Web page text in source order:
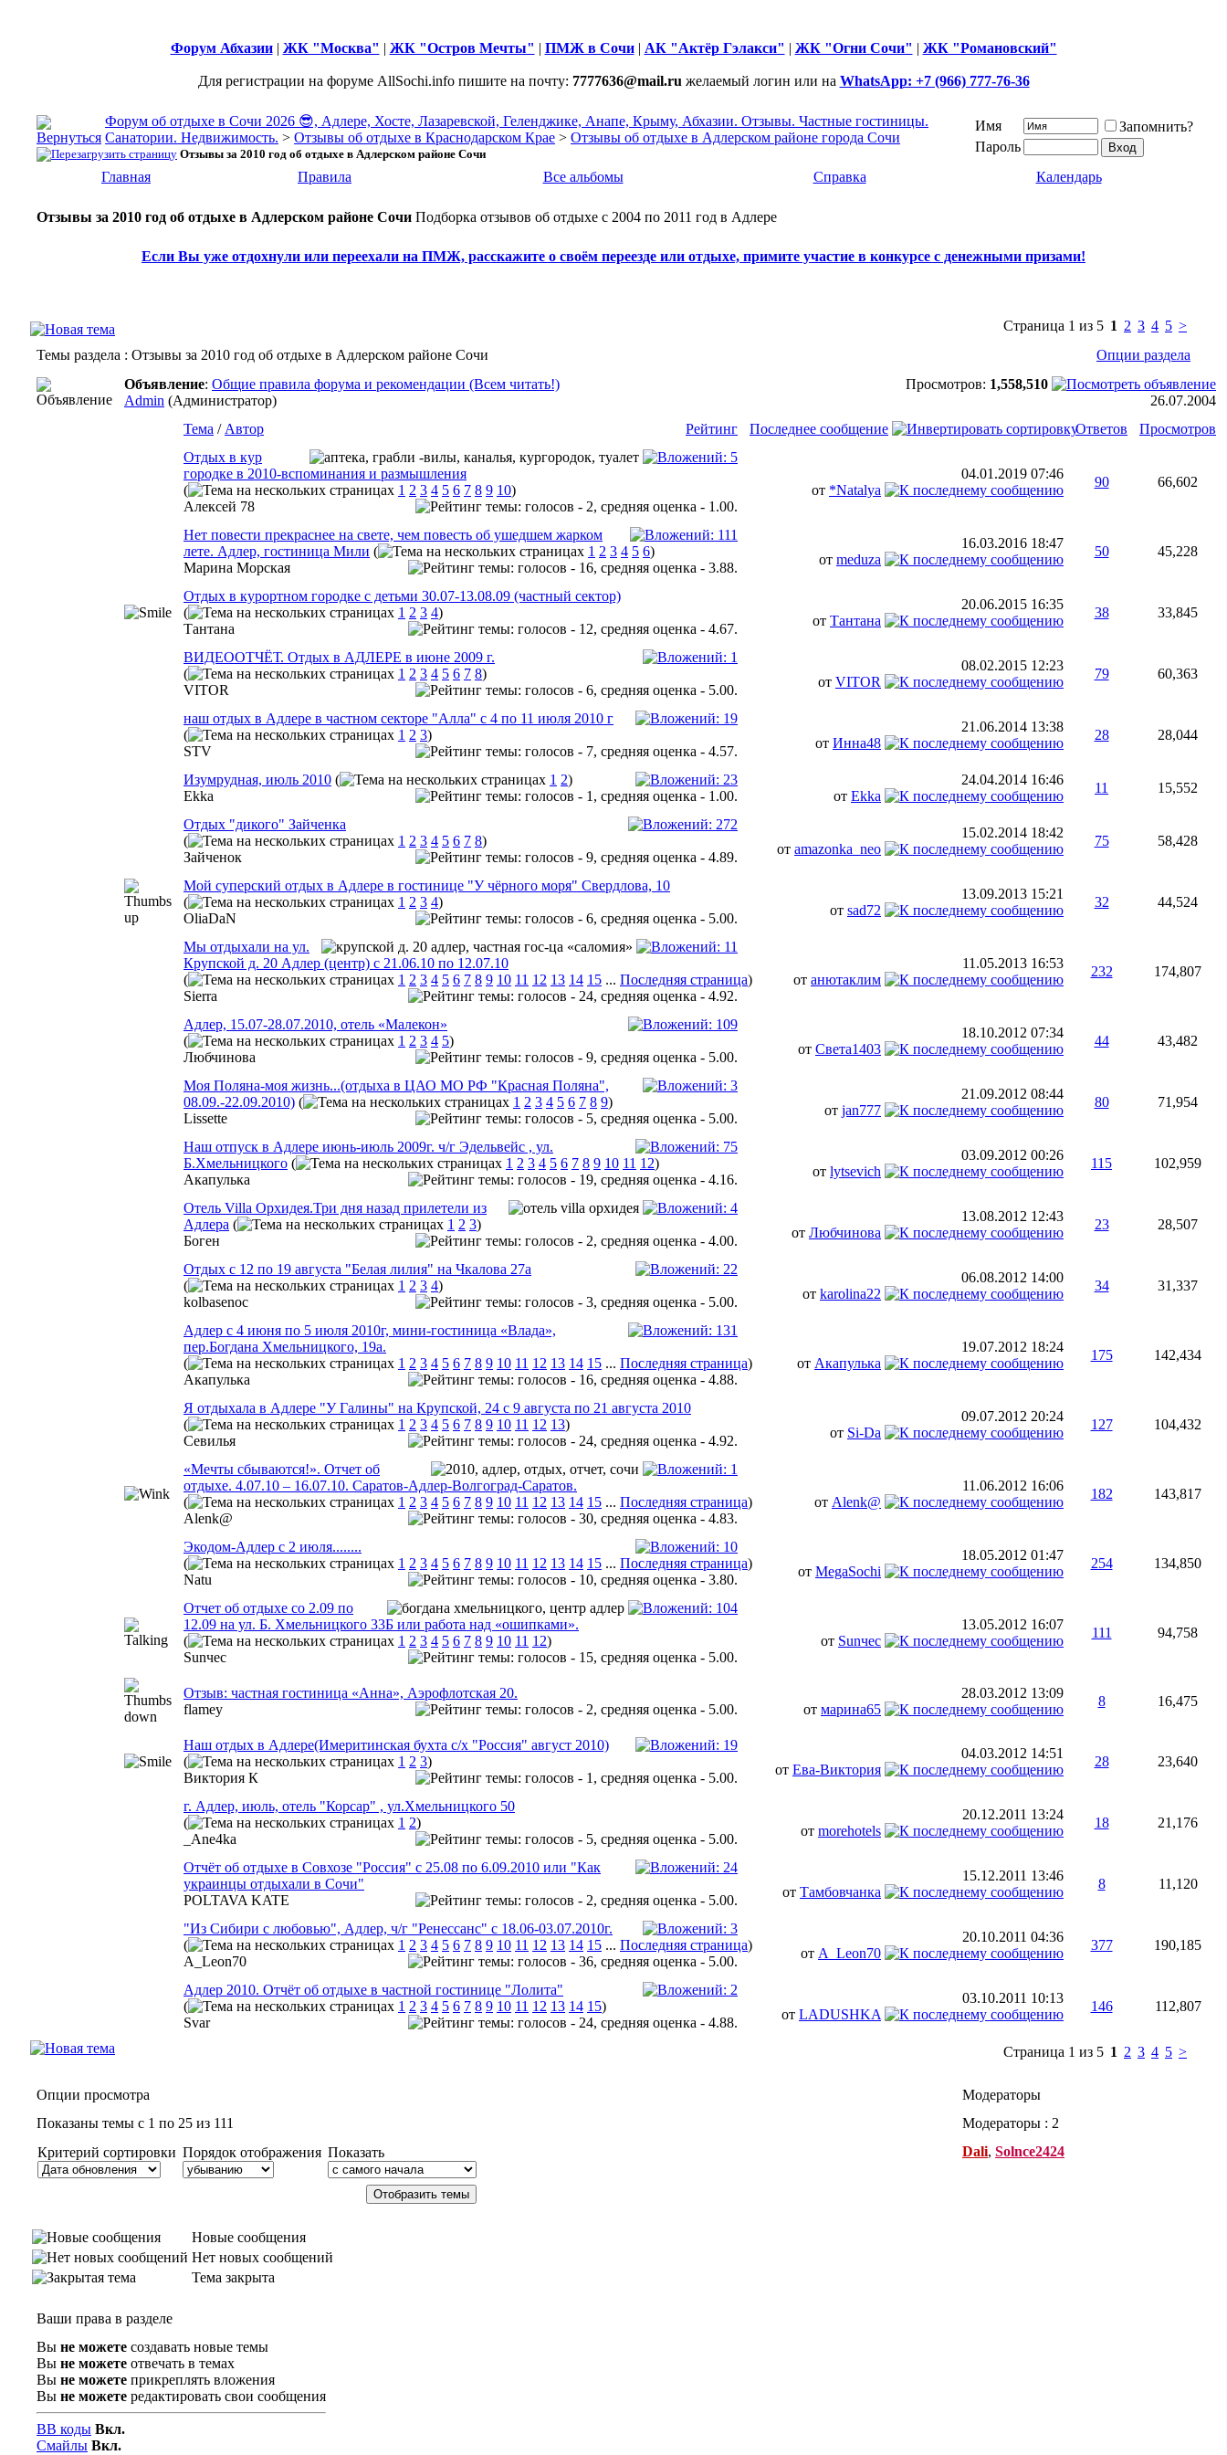
Форум Абхазии| ЖК "Москва" | ЖК "Остров Мечты" | ПМЖ в Сочи| АК "Актёр Гэлакси" | ЖК "Огни Сочи" | ЖК "Романовский"
Для регистрации на форуме AllSochi.info пишите на почту: 7777636@mail.ru желаемый логин или на WhatsApp: +7 (966) 777-76-36
Форум об отдыхе в Сочи 2026 😎, Адлере, Хосте, Лазаревской, Геленджике, Анапе, Крыму, Абхазии. Отзывы. Частные гостиницы.
Санатории. Недвижимость. > Отзывы об отдыхе в Краснодарском Крае > Отзывы об отдыхе в Адлерском районе города Сочи
Отзывы за 2010 год об отдыхе в Адлерском районе Сочи
Имя
Запомнить?
Пароль
Главная
Правила Все альбомы Справка Календарь
Отзывы за 2010 год об отдыхе в Адлерском районе Сочи Подборка отзывов об отдыхе с 2004 по 2011 год в Адлере
Если Вы уже отдохнули или переехали на ПМЖ, расскажите о своём переезде или отдыхе, примите участие в конкурсе с денежными призами!
Страница 1 из 5 1 2 3 4 5 >
Темы раздела : Отзывы за 2010 год об отдыхе в Адлерском районе Сочи
Опции раздела
Просмотров: 1,558,510
Объявление: Общие правила форума и рекомендации (Всем читать!)
26.07.2004
Admin (Администратор)
Рейтинг
Тема / Автор Последнее сообщение Ответов
Просмотров
Отдых в кур
городке в 2010-вспоминания и размышления
(
1 2 3 4 5 6 7 8 9 10)
Алексей 78
04.01.2019 07:46
от *Natalya
90 66,602
Нет повести прекраснее на свете, чем повесть об ушедшем жарком
лете. Адлер, гостиница Мили ( 1 2 3 4 5 6)
Марина Морская
16.03.2016 18:47
от meduza
50 45,228
Отдых в курортном городке с детьми 30.07-13.08.09 (частный сектор)
(
1 2 3 4)
Тантана
20.06.2015 16:35
от Тантана
38 33,845
ВИДЕООТЧЁТ. Отдых в АДЛЕРЕ в июне 2009 г.
(
1 2 3 4 5 6 7 8)
VITOR
08.02.2015 12:23
от VITOR
79 60,363
наш отдых в Адлере в частном секторе "Алла" с 4 по 11 июля 2010 г
(
1 2 3)
STV
21.06.2014 13:38
от Инна48
28 28,044
Изумрудная, июль 2010 ( 1 2)
Ekka
24.04.2014 16:46
от Ekka
11 15,552
Отдых "дикого" Зайченка
(
1 2 3 4 5 6 7 8)
Зайченок
15.02.2014 18:42
от amazonka_neo
75 58,428
Мой суперский отдых в Адлере в гостинице "У чёрного моря" Свердлова, 10
(
1 2 3 4)
OliaDaN
13.09.2013 15:21
от sad72
32 44,524
Мы отдыхали на ул.
Крупской д. 20 Адлер (центр) с 21.06.10 по 12.07.10
(
1 2 3 4 5 6 7 8 9 10 11 12 13 14 15 ... Последняя страница)
Sierra
11.05.2013 16:53
от анютаклим
232 174,807
Адлер, 15.07-28.07.2010, отель «Малекон»
(
1 2 3 4 5)
Любчинова
18.10.2012 07:34
от Света1403
44 43,482
Моя Поляна-моя жизнь...(отдыха в ЦАО МО РФ "Красная Поляна",
08.09.-22.09.2010) ( 1 2 3 4 5 6 7 8 9)
Lissette
21.09.2012 08:44
от jan777
80 71,954
Наш отпуск в Адлере июнь-июль 2009г. ч/г Эдельвейс , ул.
Б.Хмельницкого ( 1 2 3 4 5 6 7 8 9 10 11 12)
Акапулька
03.09.2012 00:26
от lytsevich
115 102,959
Отель Villa Орхидея.Три дня назад прилетели из
Адлера ( 1 2 3)
Боген
13.08.2012 12:43
от Любчинова
23 28,507
Отдых с 12 по 19 августа "Белая лилия" на Чкалова 27а
(
1 2 3 4)
kolbasenoc
06.08.2012 14:00
от karolina22
34 31,337
Адлер с 4 июня по 5 июля 2010г, мини-гостиница «Влада»,
пер.Богдана Хмельницкого, 19а.
(
1 2 3 4 5 6 7 8 9 10 11 12 13 14 15 ... Последняя страница)
Акапулька
19.07.2012 18:24
от Акапулька
175 142,434
Я отдыхала в Адлере "У Галины" на Крупской, 24 с 9 августа по 21 августа 2010
(
1 2 3 4 5 6 7 8 9 10 11 12 13)
Севилья
09.07.2012 20:24
от Si-Da
127 104,432
«Мечты сбываются!». Отчет об
отдыхе. 4.07.10 – 16.07.10. Саратов-Адлер-Волгоград-Саратов.
(
1 2 3 4 5 6 7 8 9 10 11 12 13 14 15 ... Последняя страница)
Alenk@
11.06.2012 16:06
от Alenk@
182 143,817
Экодом-Адлер с 2 июля........
(
1 2 3 4 5 6 7 8 9 10 11 12 13 14 15 ... Последняя страница)
Natu
18.05.2012 01:47
от MegaSochi
254 134,850
Отчет об отдыхе со 2.09 по
12.09 на ул. Б. Хмельницкого 33Б или работа над «ошипками».
(
1 2 3 4 5 6 7 8 9 10 11 12)
Sunчес
13.05.2012 16:07
от Sunчес
111 94,758
Отзыв: частная гостиница «Анна», Аэрофлотская 20.
flamey
28.03.2012 13:09
от марина65
8 16,475
Наш отдых в Адлере(Имеритинская бухта с/х "Россия" август 2010)
(
1 2 3)
Виктория К
04.03.2012 14:51
от Ева-Виктория
28 23,640
г. Адлер, июль, отель "Корсар" , ул.Хмельницкого 50
(
1 2)
_Ane4ka
20.12.2011 13:24
от morehotels
18 21,176
Отчёт об отдыхе в Совхозе "Россия" с 25.08 по 6.09.2010 или "Как
украинцы отдыхали в Сочи"
POLTAVA KATE
15.12.2011 13:46
от Тамбовчанка
8 11,120
"Из Сибири с любовью", Адлер, ч/г "Ренессанс" с 18.06-03.07.2010г.
(
1 2 3 4 5 6 7 8 9 10 11 12 13 14 15 ... Последняя страница)
A_Leon70
20.10.2011 04:36
от A_Leon70
377 190,185
Адлер 2010. Отчёт об отдыхе в частной гостинице "Лолита"
(
1 2 3 4 5 6 7 8 9 10 11 12 13 14 15)
Svar
03.10.2011 10:13
от LADUSHKA
146 112,807
Страница 1 из 5 1 2 3 4 5 >
Опции просмотра
Модераторы
Показаны темы с 1 по 25 из 111
Модераторы : 2
Критерий сортировки Порядок отображения Показать Dali, Solnce2424
Новые сообщения
Нет новых сообщений
Тема закрыта
Ваши права в разделе
Вы не можете создавать новые темы
Вы не можете отвечать в темах
Вы не можете прикреплять вложения
Вы не можете редактировать свои сообщения
BB коды Вкл.
Смайлы Вкл.